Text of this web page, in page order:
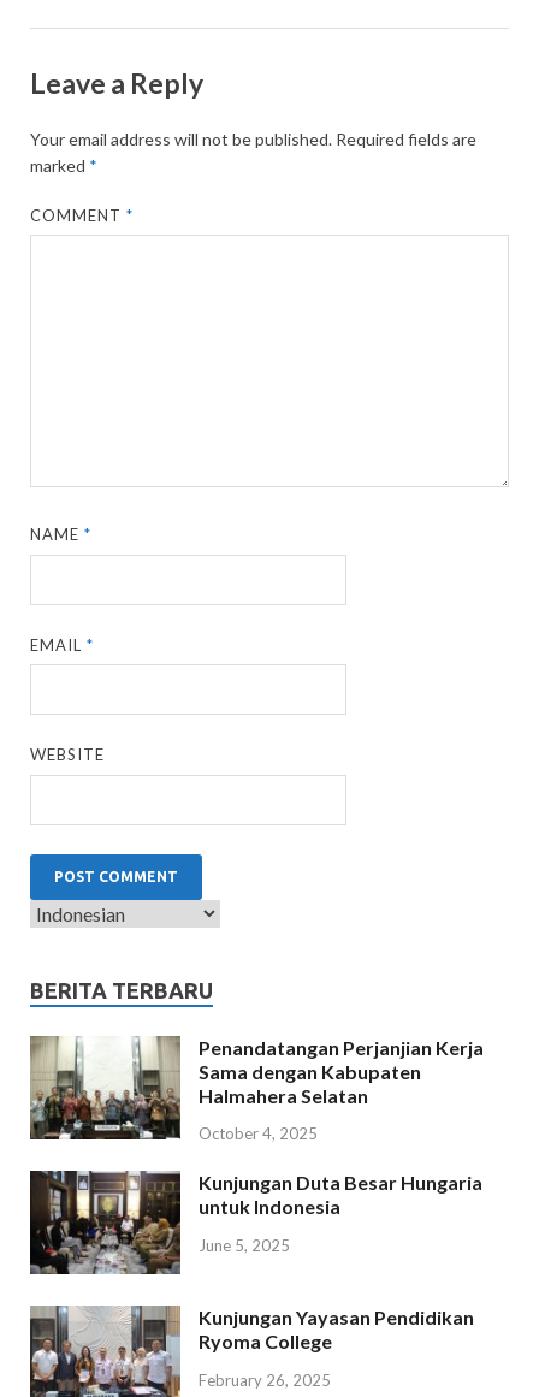
Leave a Reply
Your email address will not be published. Required fields are
marked *
COMMENT*
NAME*
EMAIL*
WEBSITE
BERITA TERBARU
Penandatangan Perjanjian Kerja
Sama dengan Kabupaten
Halmahera Selatan
October 4, 2025
Kunjungan Duta Besar Hungaria
untuk Indonesia
June 5, 2025
Kunjungan Yayasan Pendidikan
Ryoma College
February 26, 2025